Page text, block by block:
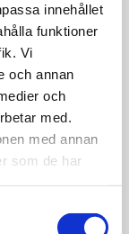
innehållet
funktioner
Vi
och annan
och
med.
med annan
som de har